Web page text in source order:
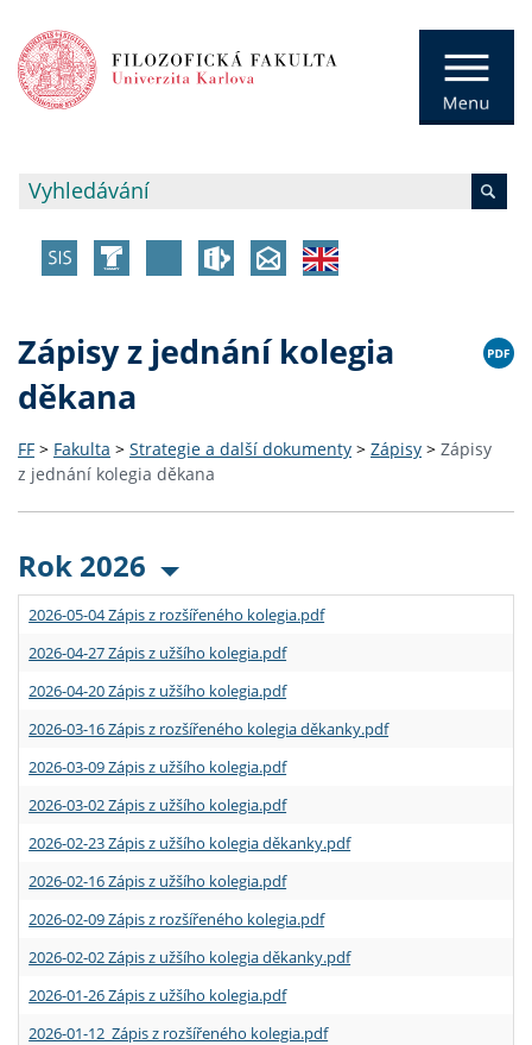
Zápisy z jednání kolegia
děkana
FF > Fakulta > Strategie a další dokumenty > Zápisy > Zápisy
z jednání kolegia děkana
Rok 2026
2026-05-04 Zápis z rozšířeného kolegia.pdf
2026-04-27 Zápis z užšího kolegia.pdf
2026-04-20 Zápis z užšího kolegia.pdf
2026-03-16 Zápis z rozšířeného kolegia děkanky.pdf
2026-03-09 Zápis z užšího kolegia.pdf
2026-03-02 Zápis z užšího kolegia.pdf
2026-02-23 Zápis z užšího kolegia děkanky.pdf
2026-02-16 Zápis z užšího kolegia.pdf
2026-02-09 Zápis z rozšířeného kolegia.pdf
2026-02-02 Zápis z užšího kolegia děkanky.pdf
2026-01-26 Zápis z užšího kolegia.pdf
2026-01-12 Zápis z rozšířeného kolegia.pdf